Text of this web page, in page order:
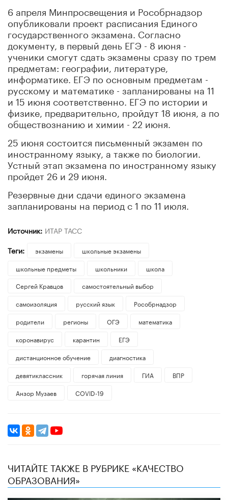
6 апреля Минпросвещения и Рособрнадзор
опубликовали проект расписания Единого
государственного экзамена. Согласно
документу, в первый день ЕГЭ - 8 июня -
ученики смогут сдать экзамены сразу по трем
предметам: географии, литературе,
информатике. ЕГЭ по основным предметам -
русскому и математике - запланированы на 11
и 15 июня соответственно. ЕГЭ по истории и
физике, предварительно, пройдут 18 июня, а по
обществознанию и химии - 22 июня.
25 июня состоится письменный экзамен по
иностранному языку, а также по биологии.
Устный этап экзамена по иностранному языку
пройдет 26 и 29 июня.
Резервные дни сдачи единого экзамена
запланированы на период с 1 по 11 июля.
Источник: ИТАР ТАСС
Теги:
экзамены
школьные экзамены
школьные предметы
школьники
школа
Сергей Кравцов
самостоятельный выбор
самоизоляция
русский язык
Рособрнадзор
родители
регионы ОГЭ
математика
коронавирус
карантин
ЕГЭ
дистанционное обучение
диагностика
девятиклассник
горячая линия ГИА
ВПР
Анзор Музаев
COVID-19
ЧИТАЙТЕ ТАКЖЕ В РУБРИКЕ «КАЧЕСТВО
ОБРАЗОВАНИЯ»